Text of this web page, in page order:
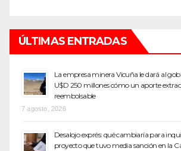
ÚLTIMAS ENTRADAS
La empresa minera Vicuña le dará al
U$D 250 millones cómo un aporte
reembolsable
7 agosto, 2026
Desalojo exprés: qué cambiaría para
proyecto que tuvo media sanción en la